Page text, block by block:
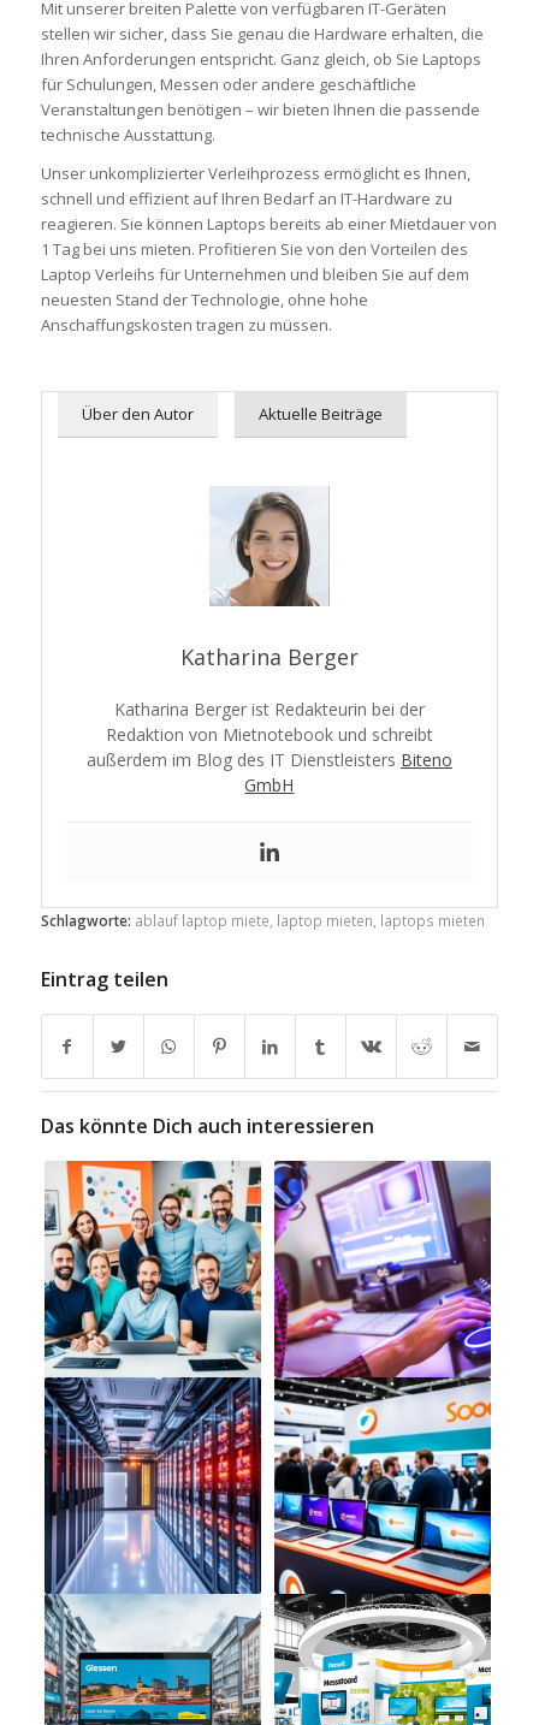
Mit unserer breiten Palette von verfügbaren IT-Geräten
stellen wir sicher, dass Sie genau die Hardware erhalten, die
Ihren Anforderungen entspricht. Ganz gleich, ob Sie Laptops
für Schulungen, Messen oder andere geschäftliche
Veranstaltungen benötigen – wir bieten Ihnen die passende
technische Ausstattung.
Unser unkomplizierter Verleihprozess ermöglicht es Ihnen,
schnell und effizient auf Ihren Bedarf an IT-Hardware zu
reagieren. Sie können Laptops bereits ab einer Mietdauer von
1 Tag bei uns mieten. Profitieren Sie von den Vorteilen des
Laptop Verleihs für Unternehmen und bleiben Sie auf dem
neuesten Stand der Technologie, ohne hohe
Anschaffungskosten tragen zu müssen.
Über den Autor Aktuelle Beiträge
Katharina Berger
Katharina Berger ist Redakteurin bei der
Redaktion von Mietnotebook und schreibt
außerdem im Blog des IT Dienstleisters Biteno
GmbH
Schlagworte: ablauf laptop miete laptop mieten laptops mieten
Eintrag teilen
Das könnte Dich auch interessieren